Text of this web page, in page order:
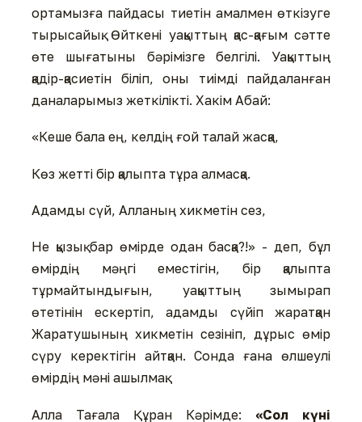
ортамызға пайдасы тиетін амалмен өткізуге
тырысайық. Өйткені уақыттың қас-қағым сәтте
өте шығатыны бәрімізге белгілі. Уақыттың
қадір-қасиетін біліп, оны тиімді пайдаланған
даналарымыз жеткілікті. Хакім Абай:
«Кеше бала ең, келдің ғой талай жасқа,
Көз жетті бір қалыпта тұра алмасқа.
Адамды сүй, Алланың хикметін сез,
Не қызық бар өмірде одан басқа?!» - деп, бұл
өмірдің мәңгі еместігін, бір қалыпта
тұрмайтындығын, уақыттың зымырап
өтетінін ескертіп, адамды сүйіп жаратқан
Жаратушының хикметін сезініп, дұрыс өмір
сүру керектігін айтқан. Сонда ғана өлшеулі
өмірдің мәні ашылмақ.
Алла Тағала Құран Кәрімде: «Сол күні